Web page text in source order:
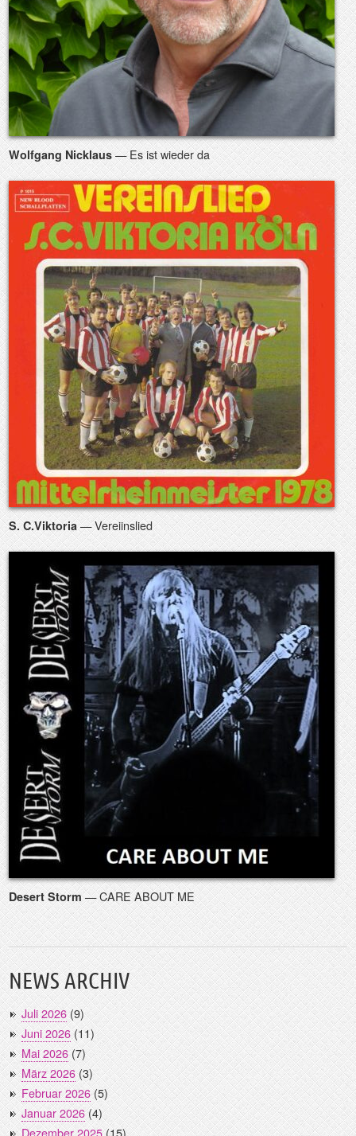
Wolfgang Nicklaus— Es ist wieder da
S. C.Viktoria— Vereiinslied
Desert Storm— CARE ABOUT ME
NEWS ARCHIV
Juli 2026(9)
Juni 2026(11)
Mai 2026(7)
März 2026(3)
Februar 2026(5)
Januar 2026(4)
Dezember 2025(15)